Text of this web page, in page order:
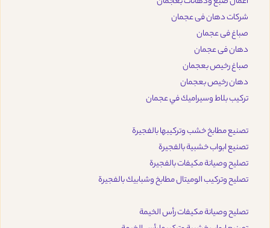
شركات دهان فى عجمان
صباغ فى عجمان
دهان فى عجمان
صباغ رخيص بعجمان
دهان رخيص بعجمان
تركيب بلاط وسيراميك في عجمان
تصنيع مطابخ خشب وتركيبها بالفجيرة
تصنيع ابواب خشبية بالفجيرة
تصليح وصيانة مكيفات بالفجيرة
تصليح وتركيب الوميتال مطابخ وشبابيك بالفجيرة
تصليح وصيانة مكيفات رأس الخيمة